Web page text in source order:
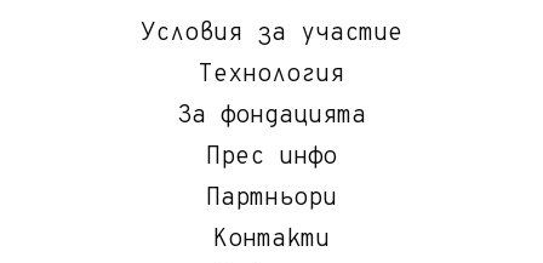
Условия за участие
Технология
За фондацията
Прес инфо
Партньори
Контакти